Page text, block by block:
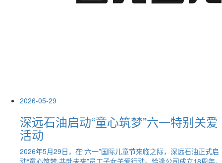
2026-05-29
深远石油启动“童心筑梦”六一特别关爱
活动​
2026年5月29日，在“六一”国际儿童节来临之际，深远石油正式启
动“童心筑梦·共赴未来”员工子女关爱行动。恰逢公司成立18周年，